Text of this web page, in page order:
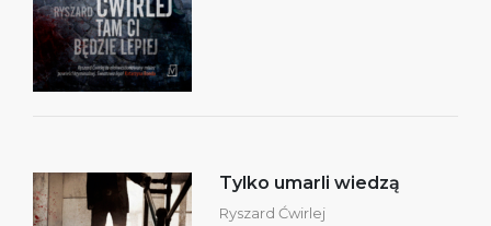
Tylko umarli wiedzą
Ryszard Ćwirlej